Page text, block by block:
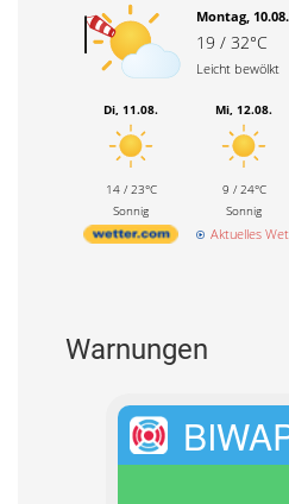
Montag,
19 / 32°C
Leicht bewölkt
Di, 11.08.
14 / 23°C
Sonnig
Mi, 12.08.
9 / 24°C
Sonnig
Aktuelles
Warnungen